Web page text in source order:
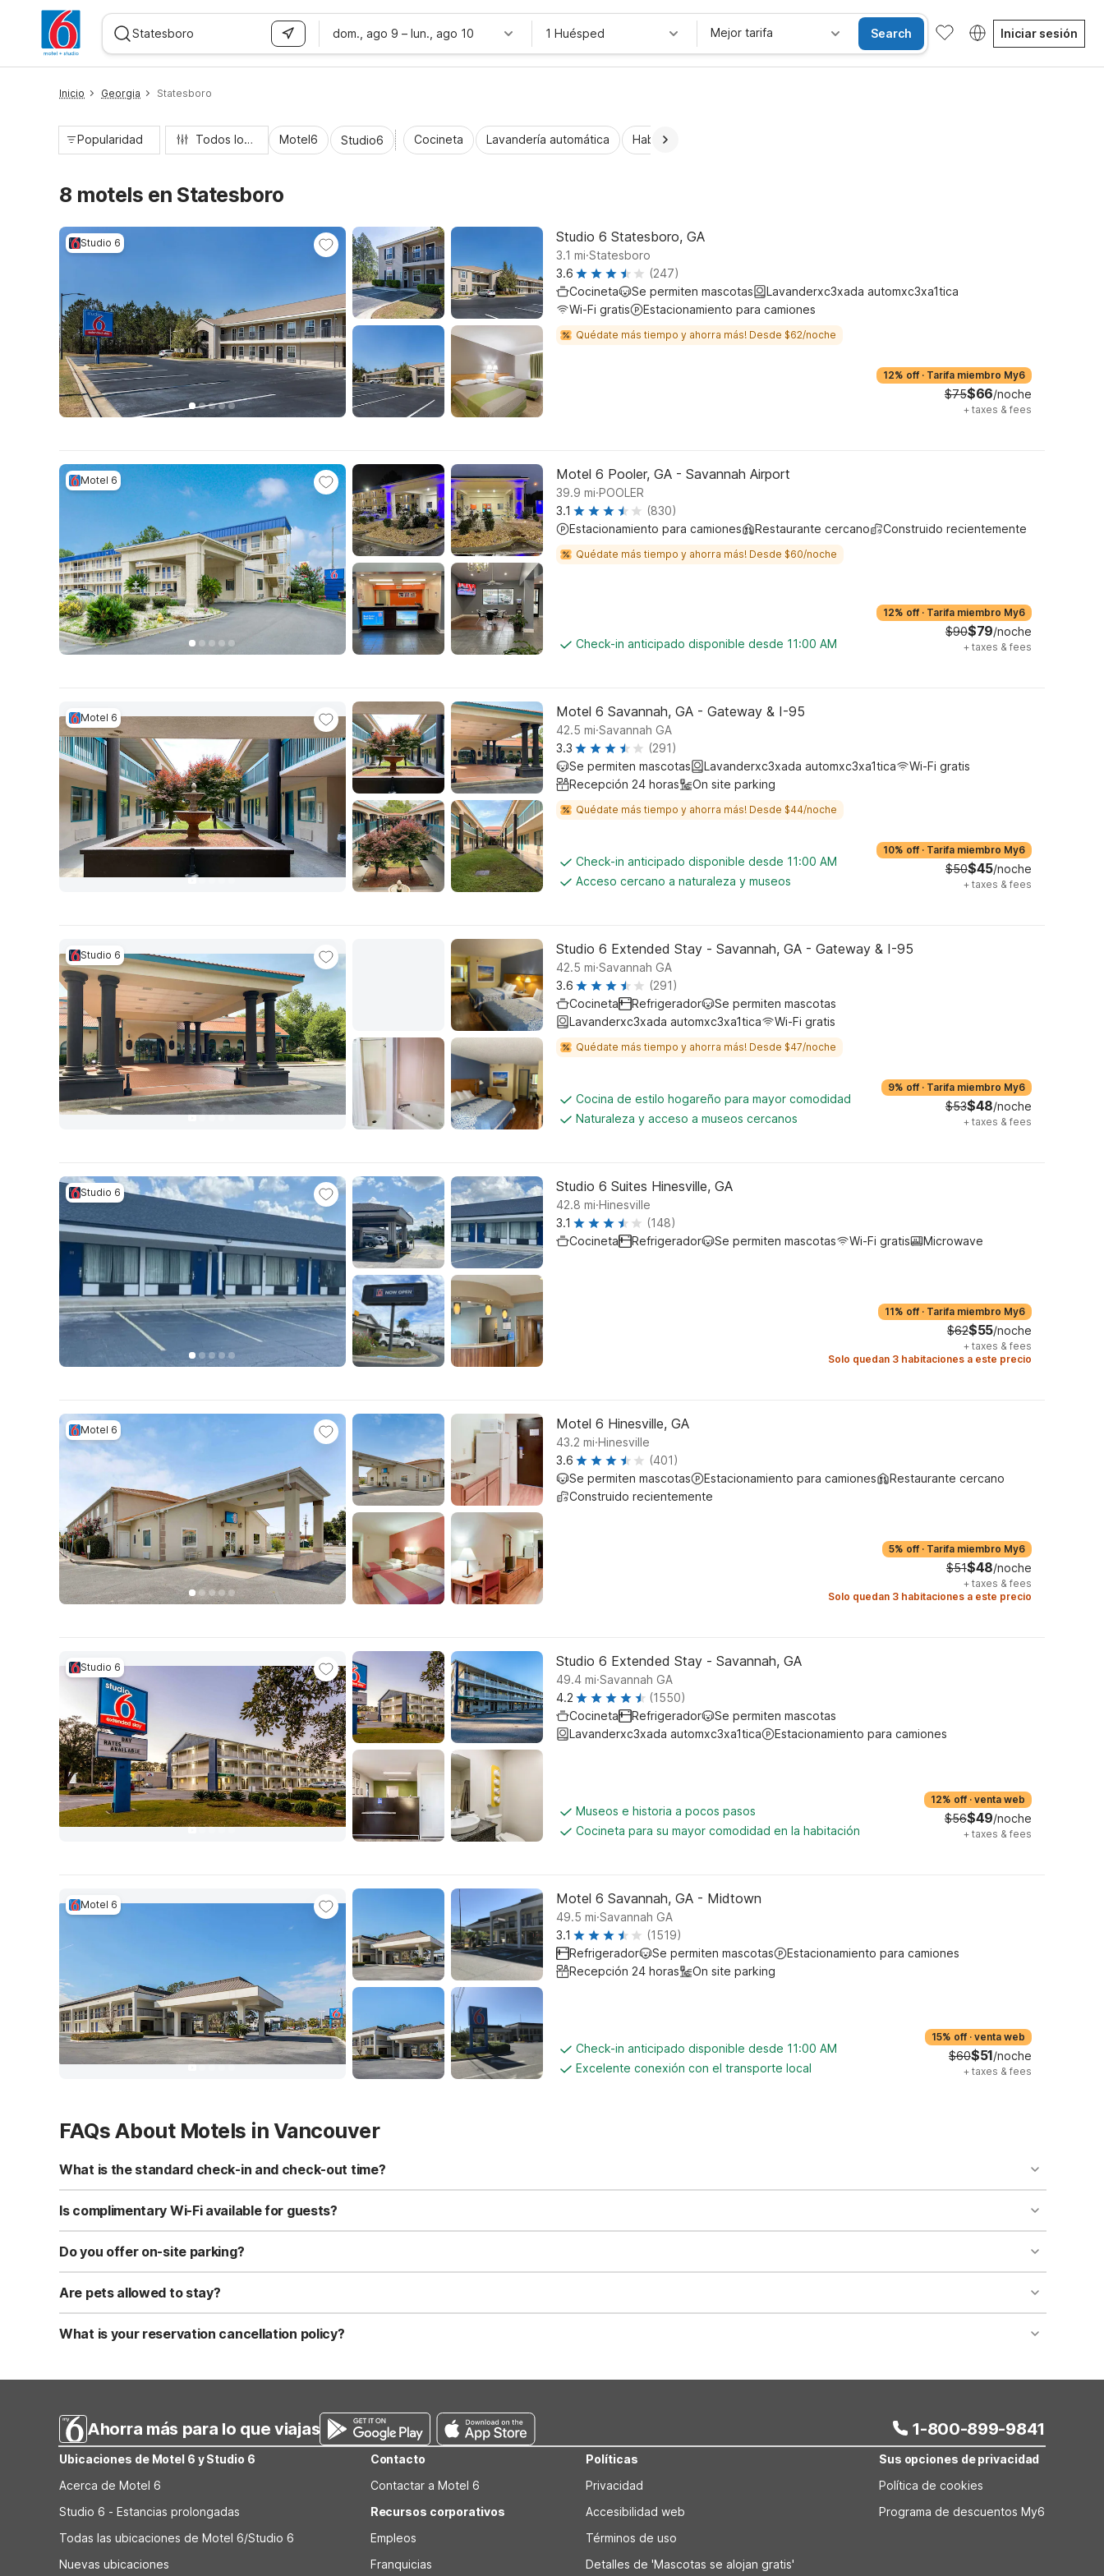
dom., ago 9 – lun., ago 10 1 Huésped Mejor tarifa Search Iniciar sesión
Inicio Georgia Statesboro
Popularidad Todos los filtros Motel6 Studio6 Cocineta Lavandería automática Habitaciones accesibles
8 motels en Statesboro
Studio 6 Studio 6 Statesboro, GA
3.1 mi.Statesboro
3.6
(247)
Cocineta
Se permiten mascotas
Lavanderxc3xada automxc3xa1tica
Wi-Fi gratis
Estacionamiento para camiones
Quédate más tiempo y ahorra más! Desde $62/noche
12% off · Tarifa miembro My6
$75$66/noche
+ taxes & fees
Motel 6 Motel 6 Pooler, GA - Savannah Airport
39.9 mi.POOLER
3.1
(830)
Estacionamiento para camiones
Restaurante cercano Construido recientemente
Quédate más tiempo y ahorra más! Desde $60/noche
Check-in anticipado disponible desde 11:00 AM
12% off · Tarifa miembro My6
$90$79/noche
+ taxes & fees
Motel 6 Motel 6 Savannah, GA - Gateway & I-95
42.5 mi.Savannah GA
3.3
(291)
Se permiten mascotas
Lavanderxc3xada automxc3xa1tica
Wi-Fi gratis
Recepción 24 horas
On site parking
Quédate más tiempo y ahorra más! Desde $44/noche
Check-in anticipado disponible desde 11:00 AM
Acceso cercano a naturaleza y museos
10% off · Tarifa miembro My6
$50$45/noche
+ taxes & fees
Studio 6 Studio 6 Extended Stay - Savannah, GA - Gateway & I-95
42.5 mi.Savannah GA
3.6
(291)
Cocineta
Refrigerador
Se permiten mascotas
Lavanderxc3xada automxc3xa1tica
Wi-Fi gratis
Quédate más tiempo y ahorra más! Desde $47/noche
Cocina de estilo hogareño para mayor comodidad
Naturaleza y acceso a museos cercanos
9% off · Tarifa miembro My6
$53$48/noche
+ taxes & fees
Studio 6 Studio 6 Suites Hinesville, GA
42.8 mi.Hinesville
3.1
(148)
Cocineta
Refrigerador Se permiten mascotas Wi-Fi gratis Microwave
11% off · Tarifa miembro My6
$62$55/noche
+ taxes & fees
Solo quedan 3 habitaciones a este precio
Motel 6 Motel 6 Hinesville, GA
43.2 mi.Hinesville
3.6
(401)
Se permiten mascotas
Estacionamiento para camiones
Restaurante cercano
Construido recientemente
5% off · Tarifa miembro My6
$51$48/noche
+ taxes & fees
Solo quedan 3 habitaciones a este precio
Studio 6 Studio 6 Extended Stay - Savannah, GA
49.4 mi.Savannah GA
4.2
(1550)
Cocineta
Refrigerador
Se permiten mascotas
Lavanderxc3xada automxc3xa1tica
Estacionamiento para camiones
Museos e historia a pocos pasos
Cocineta para su mayor comodidad en la habitación
12% off · venta web
$56$49/noche
+ taxes & fees
Motel 6 Motel 6 Savannah, GA - Midtown
49.5 mi.Savannah GA
3.1
(1519)
Refrigerador
Se permiten mascotas
Estacionamiento para camiones
Recepción 24 horas
On site parking
Check-in anticipado disponible desde 11:00 AM
Excelente conexión con el transporte local
15% off · venta web
$60$51/noche
+ taxes & fees
FAQs About Motels in Vancouver
What is the standard check-in and check-out time?
Standard check-in time is at 3:00 PM, and check-out is at 11:00 AM. Early check-in and late check-out requests are subject to availability and may incur additional charges.
Is complimentary Wi-Fi available for guests?
Yes, we provide complimentary high-speed Wi-Fi access for all registered guests in their rooms and throughout the common areas of the property.
Do you offer on-site parking?
Yes, free self-parking is available on-site for all our guests. We also offer parking spaces for larger vehicles, subject to availability.
Are pets allowed to stay?
Yes, we are a pet-friendly property. A maximum of two well-behaved pets are welcome per room. Please check with the front desk regarding specific pet policies and any
applicable fees.
What is your reservation cancellation policy?
Ahorra más para lo que viajas 1-800-899-9841
Ubicaciones de Motel 6 y Studio 6
Acerca de Motel 6
Studio 6 - Estancias prolongadas
Todas las ubicaciones de Motel 6/Studio 6
Nuevas ubicaciones
Contacto
Contactar a Motel 6
Recursos corporativos
Empleos
Franquicias
Políticas
Privacidad
Accesibilidad web
Términos de uso
Detalles de 'Mascotas se alojan gratis'
Sus opciones de privacidad
Política de cookies
Programa de descuentos My6